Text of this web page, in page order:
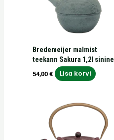
Bredemeijer malmist
teekann Sakura 1,2l sinine
54,00€ Lisa korvi